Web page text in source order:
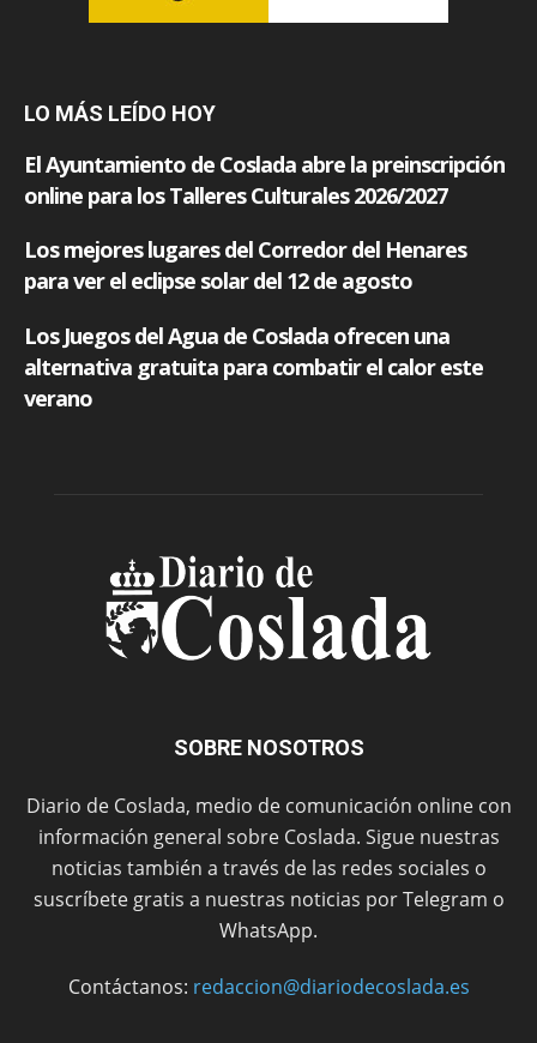
LO MÁS LEÍDO HOY
SOBRE NOSOTROS
Diario de Coslada, medio de comunicación online con
información general sobre Coslada. Sigue nuestras
noticias también a través de las redes sociales o
suscríbete gratis a nuestras noticias por Telegram o
WhatsApp.
Contáctanos: redaccion@diariodecoslada.es